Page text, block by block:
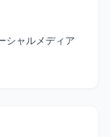
シャルメディア